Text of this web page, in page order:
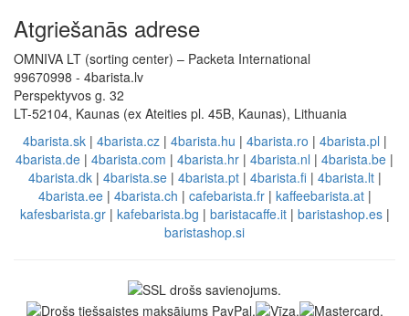
Atgriešanās adrese
OMNIVA LT (sorting center) – Packeta International
99670998 - 4barista.lv
Perspektyvos g. 32
LT-52104, Kaunas (ex Ateities pl. 45B, Kaunas), Lithuania
4barista.sk| 4barista.cz| 4barista.hu | 4barista.ro | 4barista.pl |
4barista.de | 4barista.com | 4barista.hr | 4barista.nl | 4barista.be |
4barista.dk| 4barista.se| 4barista.pt| 4barista.fi| 4barista.lt|
4barista.ee| 4barista.ch | cafebarista.fr| kaffeebarista.at|
kafesbarista.gr| kafebarista.bg | baristacaffe.it| baristashop.es|
baristashop.si